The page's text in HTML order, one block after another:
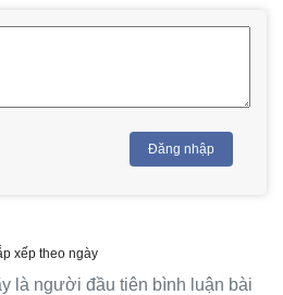
Đăng nhập
xếp theo ngày
là người đầu tiên bình luận bài